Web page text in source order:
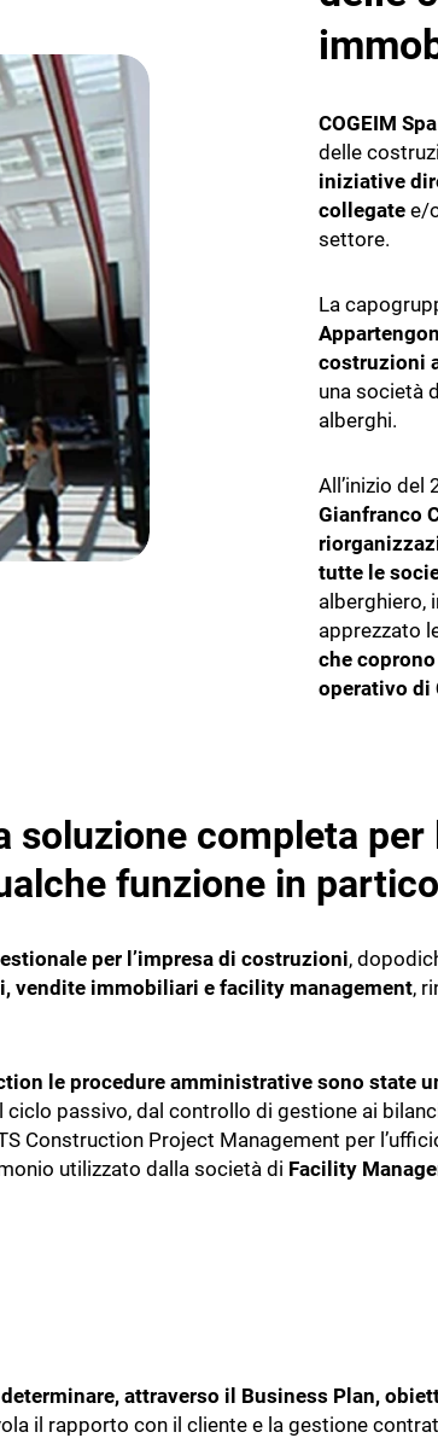
assistenza
COGEIM Spa
delle
iniziative
collegate e/
settore.
La
costruzioni
una società
alberghi.
All’inizio del
Gianfranco
tutte le
alberghiero,
apprezzato
che
operativo di
soluzione completa per
funzione in
per l’impresa di costruzioni,
vendite immobiliari e facility management,
le procedure amministrative sono state
passivo, dal controllo di gestione ai
Construction Project Management per
utilizzato dalla società di Facility
attraverso il Business Plan,
il rapporto con il cliente e la gestione